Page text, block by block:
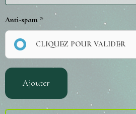
Anti-spam
CLIQUEZ POUR VALIDER
Ajouter